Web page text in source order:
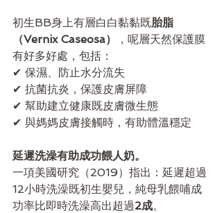
初生BB身上有層白白黏黏既胎脂
（Vernix Caseosa）
，呢層天然保護膜
有好多好處，包括：
✔ 保濕、防止水分流失
✔ 抗菌抗炎，保護皮膚屏障
✔ 幫助建立健康既皮膚微生態
✔ 與媽媽皮膚接觸時，有助體溫穩定
延遲洗澡有助成功餵人奶。
一項美國研究（2019）指出：延遲超過
12小時洗澡既初生嬰兒，純母乳餵哺成
功率比即時洗澡高出超過2成。